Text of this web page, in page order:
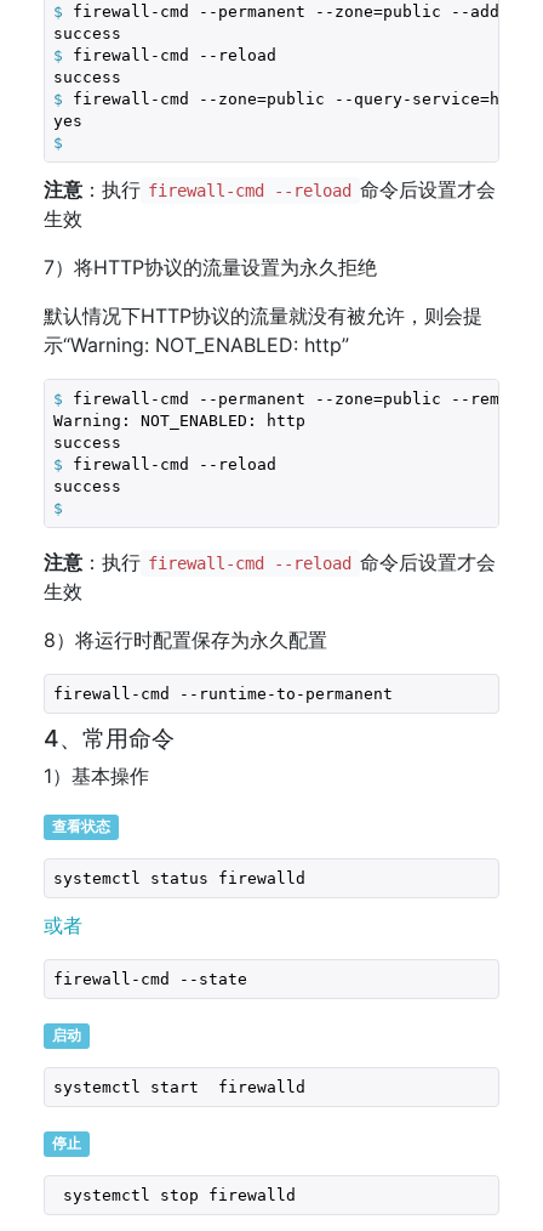
$ firewall-cmd --permanent --zone=public --add-
$ firewall-cmd --reload
$ firewall-cmd --zone=public --query-service=https
$
注意 ：执行 firewall-cmd --reload 命令后设置才会
生效
7）将HTTP协议的流量设置为永久拒绝
默认情况下HTTP协议的流量就没有被允许，则会提
示“Warning: NOT_ENABLED: http”
$ firewall-cmd --permanent --zone=public --
Warning: NOT_ENABLED: http
$ firewall-cmd --reload
$
注意 ：执行 firewall-cmd --reload 命令后设置才会
生效
8）将运行时配置保存为永久配置
firewall-cmd --runtime-to-permanent
4、常用命令
1）基本操作
查看状态
systemctl status firewalld
或者
启动
systemctl start  firewalld
停止
systemctl stop firewalld